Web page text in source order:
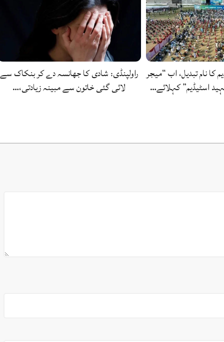
کا نام تبدیل، اب “میجر
اسٹیڈیم” کہلائے…
راولپنڈی: شادی کا جھانسہ دے کر بنکاک سے
لائی گئی خاتون سے مبینہ زیادتی،…